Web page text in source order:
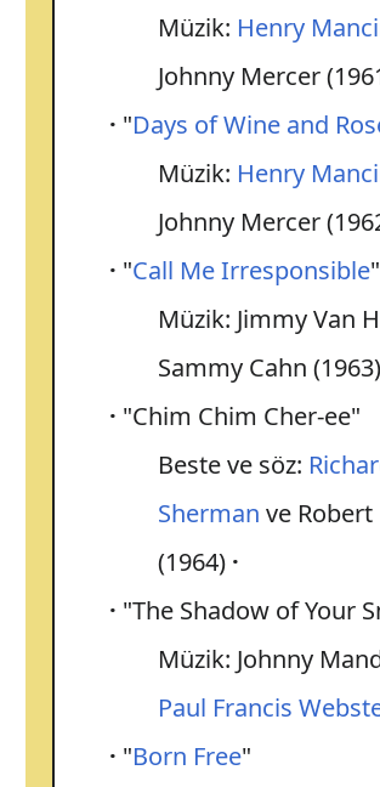
Müzik: Henry
Johnny Mercer
"Days of Wine and
Müzik: Henry
Johnny Mercer
"Call Me Irresponsible"
Müzik: Jimmy Van
Sammy Cahn (1963)
"Chim Chim Cher-ee"
Beste ve söz:
Sherman ve Robert
(1964)
"The Shadow of Your
Müzik: Johnny
Paul Francis
"Born Free"